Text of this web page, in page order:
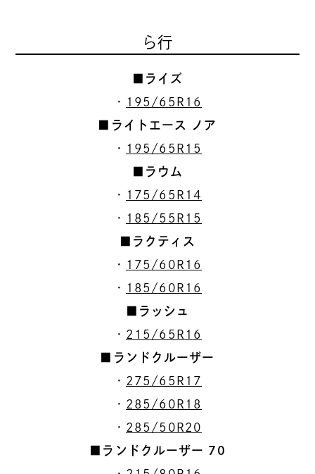
ら行
■ライズ
・ 195/65R16
■ライトエース ノア
・ 195/65R15
■ラウム
・ 175/65R14
・ 185/55R15
■ラクティス
・ 175/60R16
・ 185/60R16
■ラッシュ
・ 215/65R16
■ランドクルーザー
・ 275/65R17
・ 285/60R18
・ 285/50R20
■ランドクルーザー 70